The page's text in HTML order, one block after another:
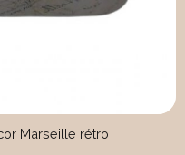
Marseille rétro